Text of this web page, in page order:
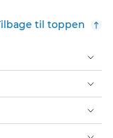
til toppen